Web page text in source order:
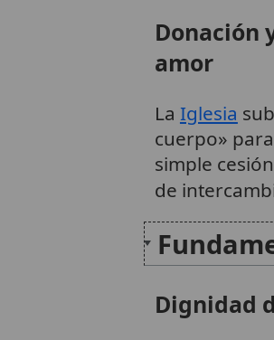
Donación
amor
La Iglesia
cuerpo»
simple
de
Dignidad